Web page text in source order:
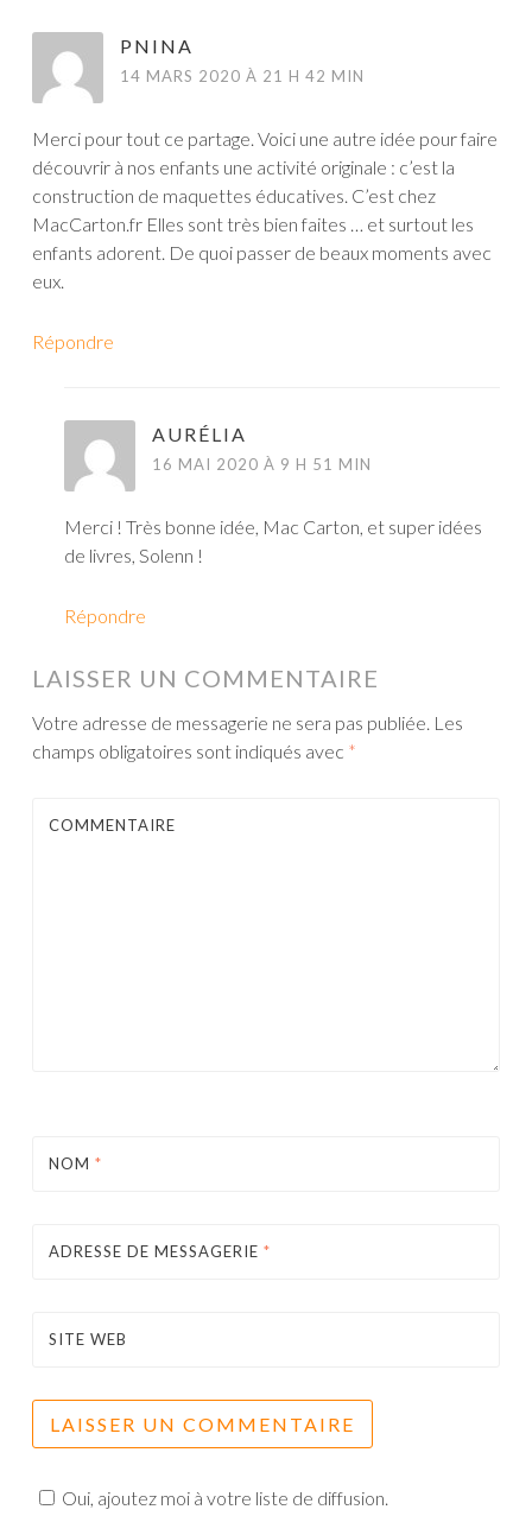
PNINA
14 MARS 2020 À 21 H 42 MIN
Merci pour tout ce partage. Voici une autre idée pour faire
découvrir à nos enfants une activité originale : c’est la
construction de maquettes éducatives. C’est chez
MacCarton.fr Elles sont très bien faites … et surtout les
enfants adorent. De quoi passer de beaux moments avec
eux.
Répondre
AURÉLIA
16 MAI 2020 À 9 H 51 MIN
Merci ! Très bonne idée, Mac Carton, et super idées
de livres, Solenn !
Répondre
LAISSER UN COMMENTAIRE
Votre adresse de messagerie ne sera pas publiée. Les
champs obligatoires sont indiqués avec *
COMMENTAIRE
NOM *
ADRESSE DE MESSAGERIE *
SITE WEB
Oui, ajoutez moi à votre liste de diffusion.